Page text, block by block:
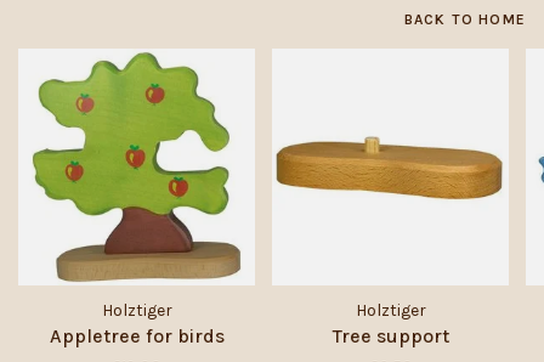
BACK TO HOME
Holztiger
Appletree for birds
Holztiger
Tree support